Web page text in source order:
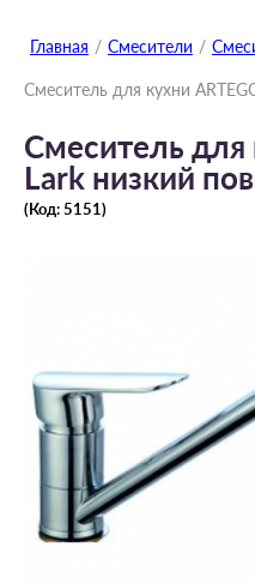
Главная / Смесители /
Смеситель для кухни
Смеситель для
Lark низкий
(Код: 5151)